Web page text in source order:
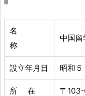
名
称
中国留
設立年月日 昭和
所 在
〒